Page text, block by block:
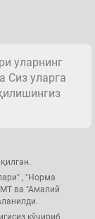
уларнинг
Сиз уларга
, "Норма
ва "Амалий
кўчириб